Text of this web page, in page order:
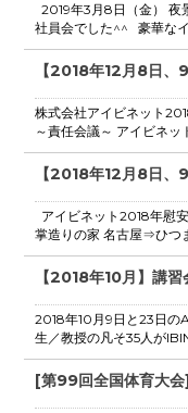
2019年3月8日（金） 夜
社員会でした^^ 豪華な
【2018年12月8日、
株式会社アイビネット
～責任会議～ アイビネッ
【2018年12月8日、
アイビネット2018年慰
掌造りの家 名古屋⇒ひつ
【2018年10月】講
2018年10月9日と23日の
生／教授の凡そ35人が
[第99回全国体育大